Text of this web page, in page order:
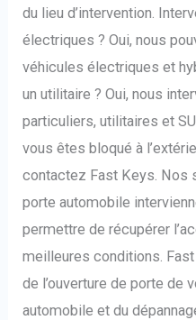
du lieu d’intervention.
électriques ? Oui, nous
véhicules électriques et
un utilitaire ? Oui, nous
particuliers, utilitaires et
vous êtes bloqué à
contactez Fast Keys. Nos
porte automobile
permettre de récupérer
meilleures conditions.
de l’ouverture de porte de
automobile et du